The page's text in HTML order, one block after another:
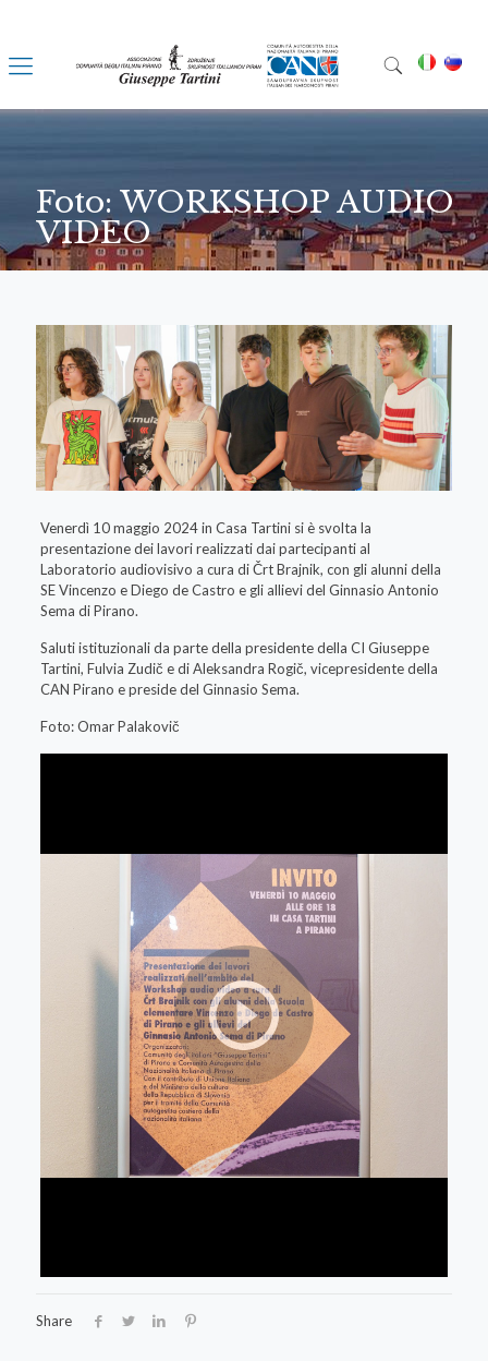
Foto: WORKSHOP AUDIO
VIDEO
Venerdì 10 maggio 2024 in Casa Tartini si è svolta la
presentazione dei lavori realizzati dai partecipanti al
Laboratorio audiovisivo a cura di Črt Brajnik, con gli alunni della
SE Vincenzo e Diego de Castro e gli allievi del Ginnasio Antonio
Sema di Pirano.
Saluti istituzionali da parte della presidente della CI Giuseppe
Tartini, Fulvia Zudič e di Aleksandra Rogič, vicepresidente della
CAN Pirano e preside del Ginnasio Sema.
Foto: Omar Palakovič
Share